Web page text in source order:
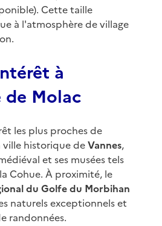
Cette taille
à l'atmosphère de village
à
Molac
les plus proches de
historique deVannes,
et ses musées tels
Cohue. À proximité, le
du Golfe du Morbihan
naturels exceptionnels et
randonnées.